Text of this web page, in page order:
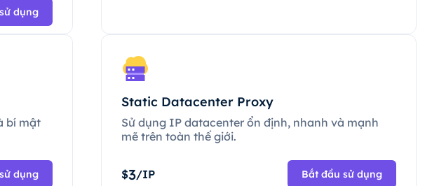
dụng
bí mật
dụng
Static Datacenter Proxy
Sử dụng IP datacenter ổn định, nhanh và mạnh
mẽ trên toàn thế giới.
$3/IP Bắt đầu sử dụng